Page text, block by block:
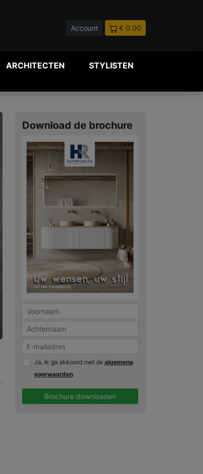
Account € 0.00
ARCHITECTEN STYLISTEN
Download de brochure
Ja, Ik ga akkoord met de algemene
voorwaarden.
Brochure downloaden